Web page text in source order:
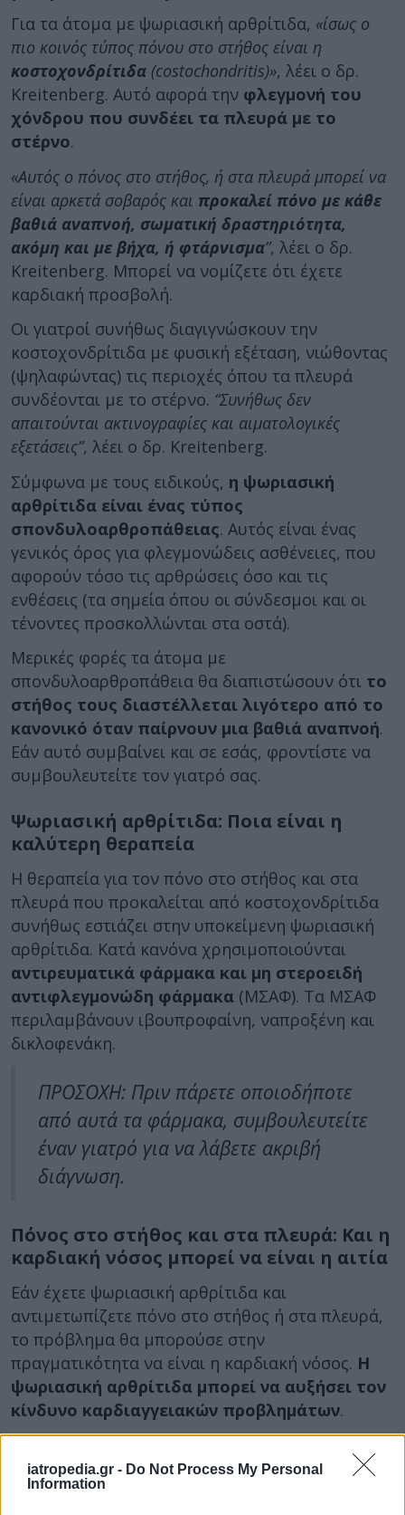
iatropedia.gr - Do Not Process My Personal
Information
Για τα άτομα με ψωριασική αρθρίτιδα, «ίσως ο
πιο κοινός τύπος πόνου στο στήθος είναι η
κοστοχονδρίτιδα (costochondritis)», λέει ο δρ.
Kreitenberg. Αυτό αφορά την φλεγμονή του
χόνδρου που συνδέει τα πλευρά με το
στέρνο.
«Αυτός ο πόνος στο στήθος, ή στα πλευρά μπορεί να
είναι αρκετά σοβαρός και προκαλεί πόνο με κάθε
βαθιά αναπνοή, σωματική δραστηριότητα,
ακόμη και με βήχα, ή φτάρνισμα”, λέει ο δρ.
Kreitenberg. Μπορεί να νομίζετε ότι έχετε
καρδιακή προσβολή.
Οι γιατροί συνήθως διαγιγνώσκουν την
κοστοχονδρίτιδα με φυσική εξέταση, νιώθοντας
(ψηλαφώντας) τις περιοχές όπου τα πλευρά
συνδέονται με το στέρνο. “Συνήθως δεν
απαιτούνται ακτινογραφίες και αιματολογικές
εξετάσεις”, λέει ο δρ. Kreitenberg.
Σύμφωνα με τους ειδικούς, η ψωριασική
αρθρίτιδα είναι ένας τύπος
σπονδυλοαρθροπάθειας. Αυτός είναι ένας
γενικός όρος για φλεγμονώδεις ασθένειες, που
αφορούν τόσο τις αρθρώσεις όσο και τις
ενθέσεις (τα σημεία όπου οι σύνδεσμοι και οι
τένοντες προσκολλώνται στα οστά).
Μερικές φορές τα άτομα με
σπονδυλοαρθροπάθεια θα διαπιστώσουν ότι το
στήθος τους διαστέλλεται λιγότερο από το
κανονικό όταν παίρνουν μια βαθιά αναπνοή.
Εάν αυτό συμβαίνει και σε εσάς, φροντίστε να
συμβουλευτείτε τον γιατρό σας.
Ψωριασική αρθρίτιδα: Ποια είναι η
καλύτερη θεραπεία
Η θεραπεία για τον πόνο στο στήθος και στα
πλευρά που προκαλείται από κοστοχονδρίτιδα
συνήθως εστιάζει στην υποκείμενη ψωριασική
αρθρίτιδα. Κατά κανόνα χρησιμοποιούνται
αντιρευματικά φάρμακα και μη στεροειδή
αντιφλεγμονώδη φάρμακα (ΜΣΑΦ). Τα ΜΣΑΦ
περιλαμβάνουν ιβουπροφαίνη, ναπροξένη και
δικλοφενάκη.
ΠΡΟΣΟΧΗ: Πριν πάρετε οποιοδήποτε
από αυτά τα φάρμακα, συμβουλευτείτε
έναν γιατρό για να λάβετε ακριβή
διάγνωση.
Πόνος στο στήθος και στα πλευρά: Και η
καρδιακή νόσος μπορεί να είναι η αιτία
Εάν έχετε ψωριασική αρθρίτιδα και
αντιμετωπίζετε πόνο στο στήθος ή στα πλευρά,
το πρόβλημα θα μπορούσε στην
πραγματικότητα να είναι η καρδιακή νόσος. Η
ψωριασική αρθρίτιδα μπορεί να αυξήσει τον
κίνδυνο καρδιαγγειακών προβλημάτων.
καταστάσεις μπορεί να έχουνυψηλά επίπεδα
φλεγμονής σε όλο το σώμα